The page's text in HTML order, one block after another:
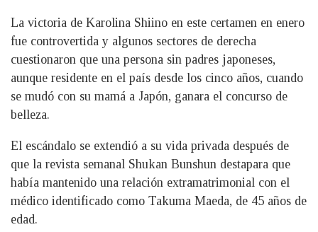
La victoria de Karolina Shiino en este certamen en enero
fue controvertida y algunos sectores de derecha
cuestionaron que una persona sin padres japoneses,
aunque residente en el país desde los cinco años, cuando
se mudó con su mamá a Japón, ganara el concurso de
belleza.
El escándalo se extendió a su vida privada después de
que la revista semanal Shukan Bunshun destapara que
había mantenido una relación extramatrimonial con el
médico identificado como Takuma Maeda, de 45 años de
edad.